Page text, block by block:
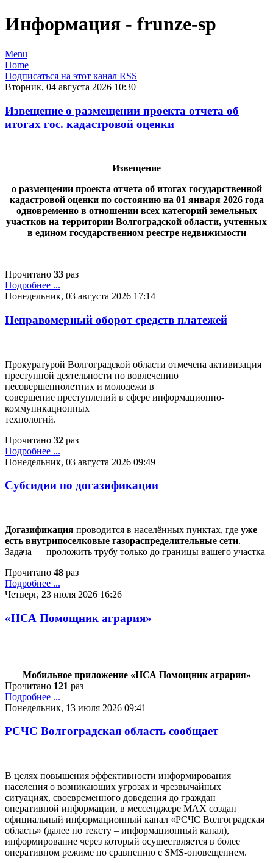
Информация - frunze-sp
Menu
Home
Подписаться на этот канал RSS
Вторник, 04 августа 2026 10:30
Извещение о размещении проекта отчета об
итогах гос. кадастровой оценки
Извещение
о размещении проекта отчета об итогах государственной
кадастровой оценки по состоянию на 01 января 2026 года
одновременно в отношении всех категорий земельных
участков на территории Волгоградской области, учтенных
в едином государственном реестре недвижимости
Прочитано 33 раз
Подробнее ...
Понедельник, 03 августа 2026 17:14
Неправомерный оборот средств платежей
Прокуратурой Волгоградской области отмечена активизация
преступной деятельности по вовлечению
несовершеннолетних и молодежи в
совершение преступлений в сфере информационно-
коммуникационных
технологий.
Прочитано 32 раз
Подробнее ...
Понедельник, 03 августа 2026 09:49
Субсидии по догазификации
Догазификация проводится в населённых пунктах, где уже
есть внутрипоселковые газораспределительные сети.
Задача — проложить трубу только до границы вашего участка
Прочитано 48 раз
Подробнее ...
Четверг, 23 июля 2026 16:26
«НСА Помощник агрария»
Мобильное приложение «НСА Помощник агрария»
Прочитано 121 раз
Подробнее ...
Понедельник, 13 июля 2026 09:41
РСЧС Волгоградская область сообщает
В целях повышения эффективности информирования
населения о возникающих угрозах и чрезвычайных
ситуациях, своевременного доведения до граждан
оперативной информации, в мессенджере MAX создан
официальный информационный канал «РСЧС Волгоградская
область» (далее по тексту – информационный канал),
информирование через который осуществляется в более
оперативном режиме по сравнению с SMS-оповещением.